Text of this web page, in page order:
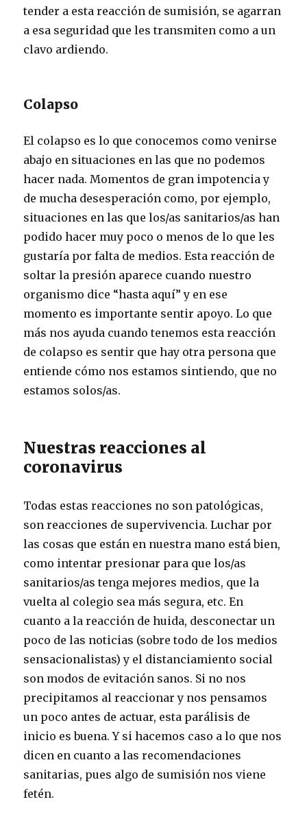
tender a esta reacción de sumisión, se agarran
a esa seguridad que les transmiten como a un
clavo ardiendo.
Colapso
El colapso es lo que conocemos como venirse
abajo en situaciones en las que no podemos
hacer nada. Momentos de gran impotencia y
de mucha desesperación como, por ejemplo,
situaciones en las que los/as sanitarios/as han
podido hacer muy poco o menos de lo que les
gustaría por falta de medios. Esta reacción de
soltar la presión aparece cuando nuestro
organismo dice “hasta aquí” y en ese
momento es importante sentir apoyo. Lo que
más nos ayuda cuando tenemos esta reacción
de colapso es sentir que hay otra persona que
entiende cómo nos estamos sintiendo, que no
estamos solos/as.
Nuestras reacciones al
coronavirus
Todas estas reacciones no son patológicas,
son reacciones de supervivencia. Luchar por
las cosas que están en nuestra mano está bien,
como intentar presionar para que los/as
sanitarios/as tenga mejores medios, que la
vuelta al colegio sea más segura, etc. En
cuanto a la reacción de huida, desconectar un
poco de las noticias (sobre todo de los medios
sensacionalistas) y el distanciamiento social
son modos de evitación sanos. Si no nos
precipitamos al reaccionar y nos pensamos
un poco antes de actuar, esta parálisis de
inicio es buena. Y si hacemos caso a lo que nos
dicen en cuanto a las recomendaciones
sanitarias, pues algo de sumisión nos viene
fetén.